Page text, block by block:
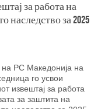
за работа на
наследство за 2025
на РС Македонија на
го усвои
извештај за работа
за заштита на